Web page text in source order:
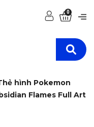
0
hình Pokemon
Flames Full Art